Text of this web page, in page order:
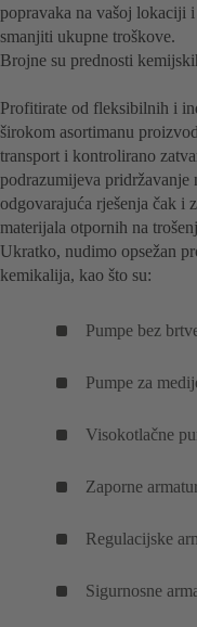
popravaka na vašoj lokaciji
smanjiti ukupne troškove.
Brojne su prednosti
Profitirate od fleksibilnih i
širokom asortimanu
transport i kontrolirano
podrazumijeva pridržavanje
odgovarajuća rješenja čak i
materijala otpornih na
Ukratko, nudimo opsežan
kemikalija, kao što su:
Pumpe bez
Pumpe za
Visokotlačne
Zaporne
Regulacijske
Sigurnosne